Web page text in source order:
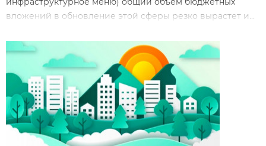
вложений в обновление этой сферы резко вырастет и...